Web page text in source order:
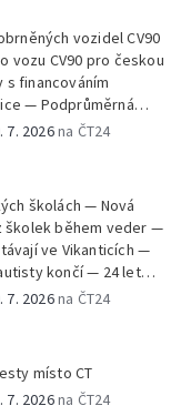
elektrobusů — V
elektrobusů —
zpět v Olomouci —
s kvalitou půdy —
ČT — Nové varhany v
vozidel CV90
vozu CV90 pro českou
financováním
— Podprůměrná
v červenci — Do
stanicích —
na Keprník —
léto
7. 2026na ČT24
školách — Nová
školek během veder —
ve Vikanticích —
končí — 24 let
— Kybernetický
— Nová
— AI pomáhá
ze sociálních sítí ČT
Pavelcová —
7. 2026na ČT24
místo CT
7. 2026na ČT24